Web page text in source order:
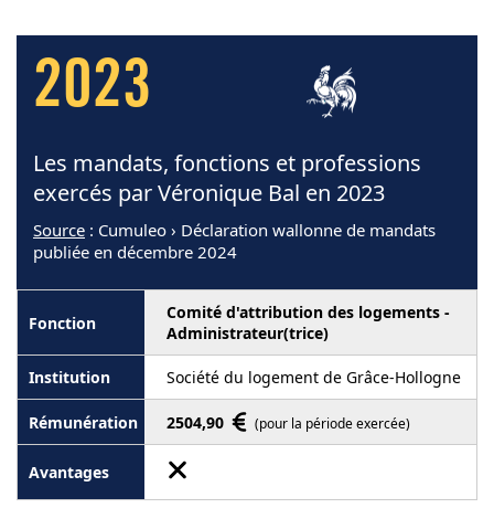
2023
Les mandats, fonctions et professions
exercés par Véronique Bal en 2023
Source : Cumuleo › Déclaration wallonne de mandats
publiée en décembre 2024
Comité d'attribution des logements -
Administrateur(trice)
Société du logement de Grâce-Hollogne
2504,90 (pour la période exercée)